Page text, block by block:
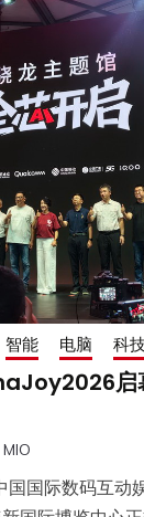
智能 电脑 科
启
MIO
国际数码互动